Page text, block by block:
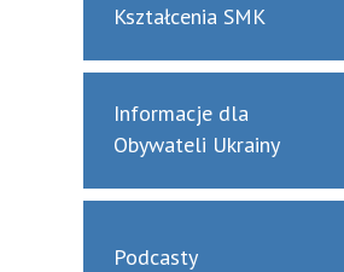
Kształcenia SMK
Informacje dla
Obywateli Ukrainy
Podcasty